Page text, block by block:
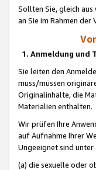
Sollten Sie, gleich aus
an Sie im Rahmen
1. Anmeldung und
Sie leiten den
muss/müssen
Originalinhalte, die
Materialien enthalten.
Wir prüfen Ihre
auf Aufnahme Ihrer
Ungeeignet sind unter
(a) die sexuelle oder